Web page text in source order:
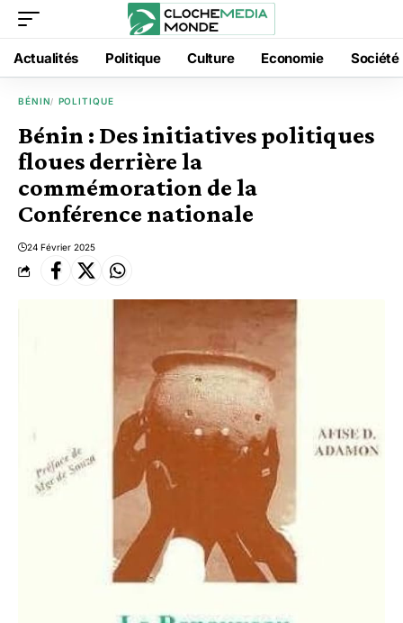
Actualités Politique Culture Economie Société
BÉNIN POLITIQUE
Bénin : Des initiatives politiques
floues derrière la
commémoration de la
Conférence nationale
24 Février 2025